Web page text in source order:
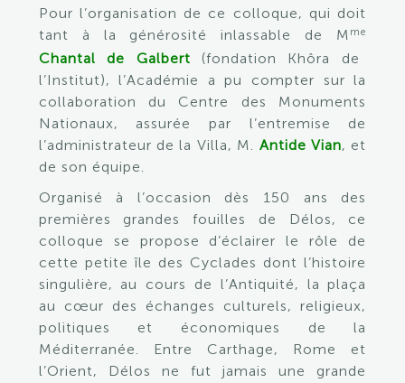
Pour l’organisation de ce colloque, qui doit
tant à la générosité inlassable de M me
Chantal de Galbert (fondation Khôra de
l’Institut), l’Académie a pu compter sur la
collaboration du Centre des Monuments
Nationaux, assurée par l’entremise de
l’administrateur de la Villa, M. Antide Vian, et
de son équipe.
Organisé à l’occasion dès 150 ans des
premières grandes fouilles de Délos, ce
colloque se propose d’éclairer le rôle de
cette petite île des Cyclades dont l’histoire
singulière, au cours de l’Antiquité, la plaça
au cœur des échanges culturels, religieux,
politiques et économiques de la
Méditerranée. Entre Carthage, Rome et
l’Orient, Délos ne fut jamais une grande